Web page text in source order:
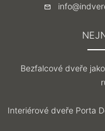
Bezfalcové dveře
Interiérové dveře Porta